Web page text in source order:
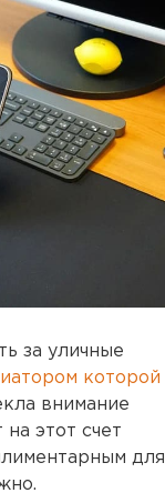
за уличные
которой
внимание
этот счет
для